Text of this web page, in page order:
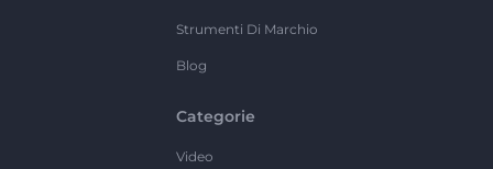
Strumenti Di Marchio
Blog
Categorie
Video